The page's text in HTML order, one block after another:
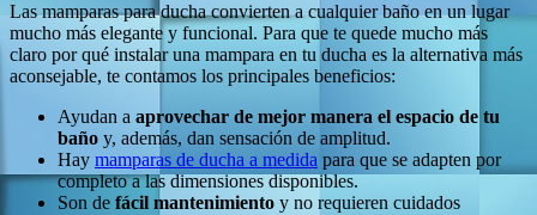
Las mamparas para ducha convierten a cualquier baño en un lugar
mucho más elegante y funcional. Para que te quede mucho más
claro por qué instalar una mampara en tu ducha es la alternativa más
aconsejable, te contamos los principales beneficios:
Ayudan a aprovechar de mejor manera el espacio de tu
baño y, además, dan sensación de amplitud.
Hay mamparas de ducha a medida para que se adapten por
completo a las dimensiones disponibles.
Son de fácil mantenimiento y no requieren cuidados